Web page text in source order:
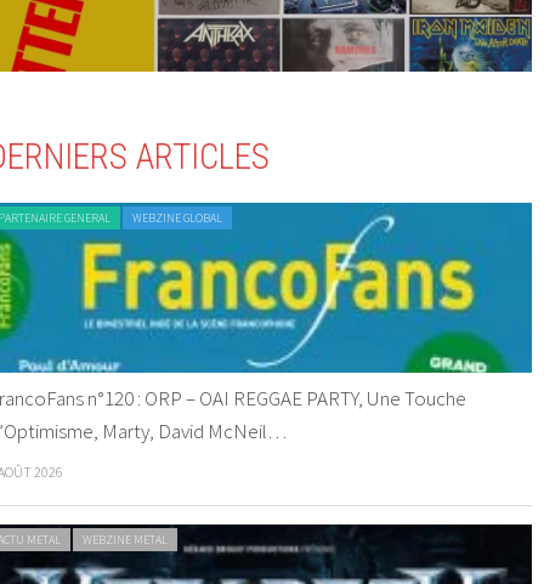
ARTICLES
GENERAL WEBZINE GLOBAL
n°120 : ORP – OAI REGGAE PARTY, Une Touche
Marty, David McNeil…
2026
METAL WEBZINE METAL